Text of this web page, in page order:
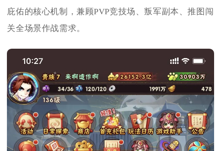
庇佑的核心机制，兼顾PVP竞技场、叛军副本、推图闯
关全场景作战需求。